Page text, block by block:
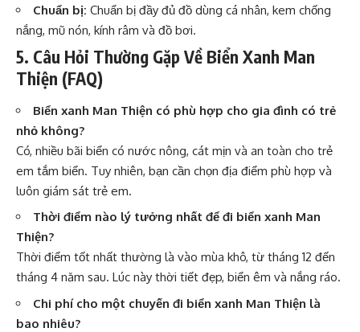
Chuẩn bị: Chuẩn bị đầy đủ đồ dùng cá nhân, kem chống
nắng, mũ nón, kính râm và đồ bơi.
5. Câu Hỏi Thường Gặp Về Biển Xanh Man
Thiện (FAQ)
Biển xanh Man Thiện có phù hợp cho gia đình có trẻ
nhỏ không?
Có, nhiều bãi biển có nước nông, cát mịn và an toàn cho trẻ
em tắm biển. Tuy nhiên, bạn cần chọn địa điểm phù hợp và
luôn giám sát trẻ em.
Thời điểm nào lý tưởng nhất để đi biển xanh Man
Thiện?
Thời điểm tốt nhất thường là vào mùa khô, từ tháng 12 đến
tháng 4 năm sau. Lúc này thời tiết đẹp, biển êm và nắng ráo.
Chi phí cho một chuyến đi biển xanh Man Thiện là
bao nhiêu?